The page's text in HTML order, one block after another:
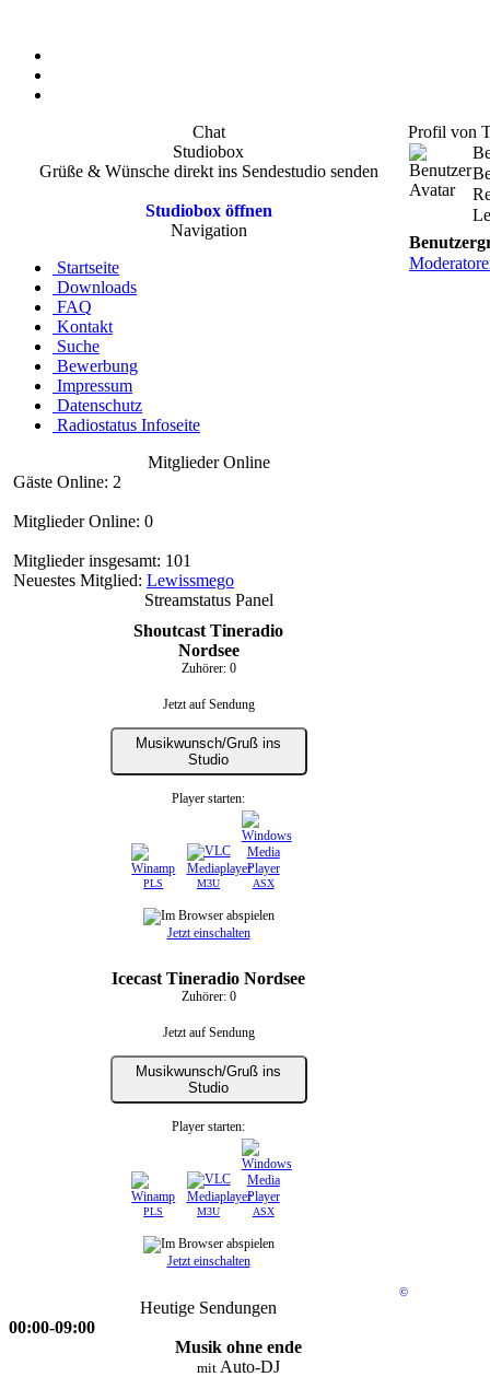
Chat
Studiobox
Grüße & Wünsche direkt ins Sendestudio senden
Studiobox öffnen
Navigation
Startseite
Downloads
FAQ
Kontakt
Suche
Bewerbung
Impressum
Datenschutz
Radiostatus Infoseite
Mitglieder Online
Gäste Online: 2
Mitglieder Online: 0
Mitglieder insgesamt: 101
Neuestes Mitglied: Lewissmego
Streamstatus Panel
Shoutcast Tineradio
Nordsee
Zuhörer: 0
Jetzt auf Sendung
Musikwunsch/Gruß ins
Studio
Player starten:
PLS M3U ASX
Jetzt einschalten
Icecast Tineradio Nordsee
Zuhörer: 0
Jetzt auf Sendung
Musikwunsch/Gruß ins
Studio
Player starten:
PLS M3U ASX
Jetzt einschalten
©
Heutige Sendungen
00:00-09:00
Musik ohne ende
mitAuto-DJ
Profil von